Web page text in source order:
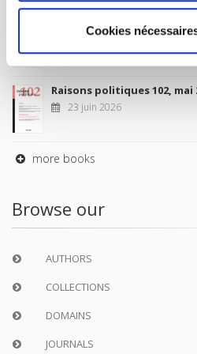
Cookies
Sociétés contemporaines
6 juil. 2026
Raisons politiques 102, mai
23 juin 2026
more books
Browse our
AUTHORS
COLLECTIONS
DOMAINS
JOURNALS